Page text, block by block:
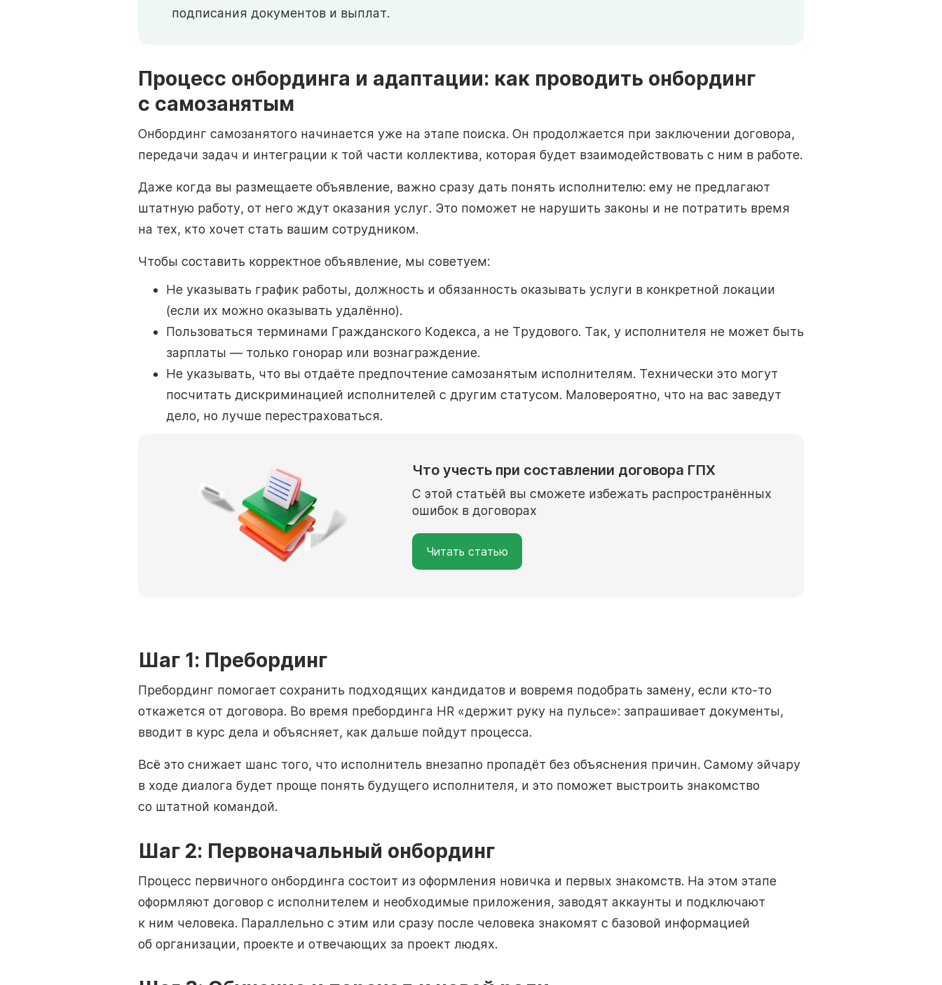
подписания документов и выплат.
Процесс онбординга и адаптации: как проводить онбординг
с самозанятым
Онбординг самозанятого начинается уже на этапе поиска. Он продолжается при заключении договора,
передачи задач и интеграции к той части коллектива, которая будет взаимодействовать с ним в работе.
Даже когда вы размещаете объявление, важно сразу дать понять исполнителю: ему не предлагают
штатную работу, от него ждут оказания услуг. Это поможет не нарушить законы и не потратить время
на тех, кто хочет стать вашим сотрудником.
Чтобы составить корректное объявление, мы советуем:
Не указывать график работы, должность и обязанность оказывать услуги в конкретной локации
(если их можно оказывать удалённо).
Пользоваться терминами Гражданского Кодекса, а не Трудового. Так, у исполнителя не может быть
зарплаты — только гонорар или вознаграждение.
Не указывать, что вы отдаёте предпочтение самозанятым исполнителям. Технически это могут
посчитать дискриминацией исполнителей с другим статусом. Маловероятно, что на вас заведут
дело, но лучше перестраховаться.
Что учесть при составлении договора ГПХ
С этой статьёй вы сможете избежать распространённых
ошибок в договорах
Читать статью
Шаг 1: Пребординг
Пребординг помогает сохранить подходящих кандидатов и вовремя подобрать замену, если кто-то
откажется от договора. Во время пребординга HR «держит руку на пульсе»: запрашивает документы,
вводит в курс дела и объясняет, как дальше пойдут процесса.
Всё это снижает шанс того, что исполнитель внезапно пропадёт без объяснения причин. Самому эйчару
в ходе диалога будет проще понять будущего исполнителя, и это поможет выстроить знакомство
со штатной командой.
Шаг 2: Первоначальный онбординг
Процесс первичного онбординга состоит из оформления новичка и первых знакомств. На этом этапе
оформляют договор с исполнителем и необходимые приложения, заводят аккаунты и подключают
к ним человека. Параллельно с этим или сразу после человека знакомят с базовой информацией
об организации, проекте и отвечающих за проект людях.